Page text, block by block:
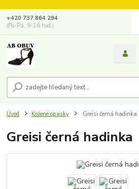
+420 737 864 294
(Po-Pá, 9-16 hod.)
Úvod Kožené opasky Greisi černá hadinka
Greisi černá hadinka